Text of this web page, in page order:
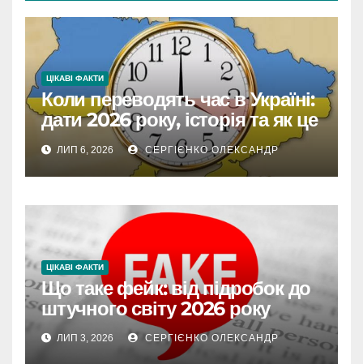
ЦІКАВІ ФАКТИ
Коли переводять час в Україні:
дати 2026 року, історія та як це
впливає на життя
ЛИП 6, 2026 СЕРГІЄНКО ОЛЕКСАНДР
ЦІКАВІ ФАКТИ
Що таке фейк: від підробок до
штучного світу 2026 року
ЛИП 3, 2026 СЕРГІЄНКО ОЛЕКСАНДР